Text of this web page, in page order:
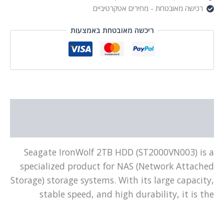
רכישה מאובטחת - מחירים אטקרטיביים
ריכשה מאובטחת באמצעות
Seagate IronWolf 2TB HDD (ST2000VN003) is a
specialized product for NAS (Network Attached
Storage) storage systems. With its large capacity,
stable speed, and high durability, it is the